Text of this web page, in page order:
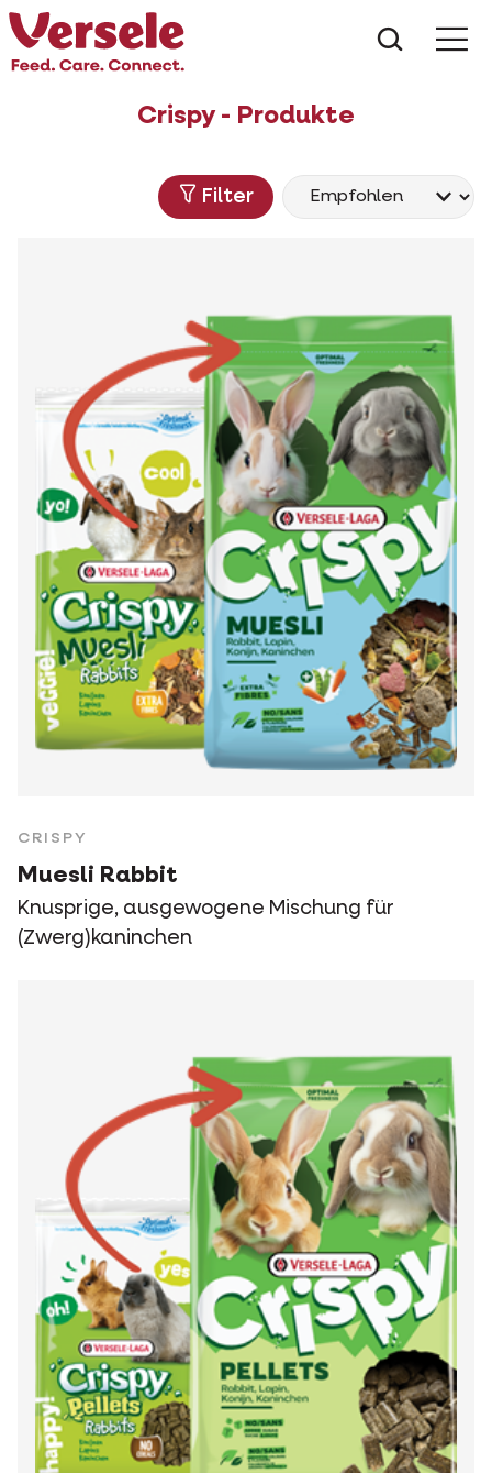
Crispy - Produkte
Filter
CRISPY
Muesli Rabbit
Knusprige, ausgewogene Mischung für
(Zwerg)kaninchen